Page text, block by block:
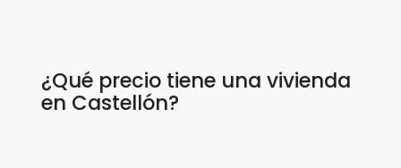
¿Qué precio tiene una vivienda
en Castellón?